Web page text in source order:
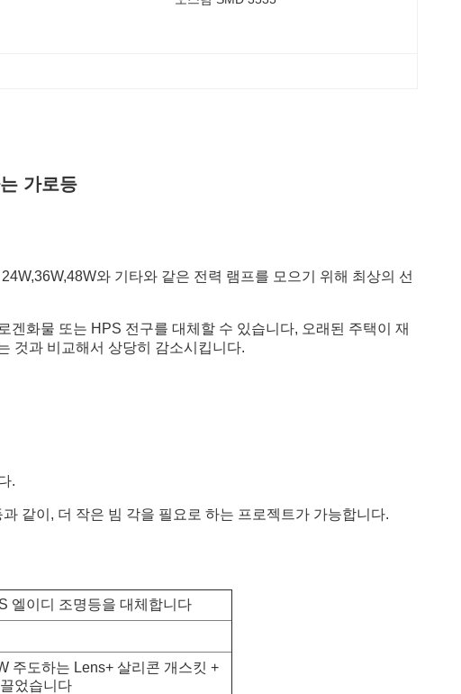
가로등
와 기타와 같은 전력 램프를 모으기 위해 최상의 선
화물 또는 HPS 전구를 대체할 수 있습니다, 오래된 주택이 재
것과 비교해서 상당히 감소시킵니다.
.
같이, 더 작은 빔 각을 필요로 하는 프로젝트가 가능합니다.
엘이디 조명등을 대체합니다
주도하는 Lens+ 살리콘 개스킷 +
었습니다